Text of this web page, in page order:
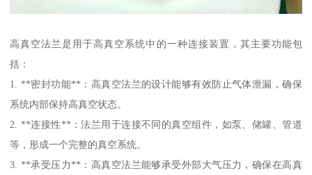
高真空法兰是用于高真空系统中的一种连接装置，其主要功能包
括：
1. **密封功能**：高真空法兰的设计能够有效防止气体泄漏，确保
系统内部保持高真空状态。
2. **连接性**：法兰用于连接不同的真空组件，如泵、储罐、管道
等，形成一个完整的真空系统。
3. **承受压力**：高真空法兰能够承受外部大气压力，确保在高真